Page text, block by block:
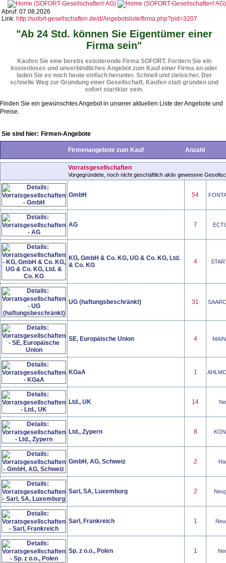
Abruf: 07.08.2026
Link: http://sofort-gesellschaften.de/d/Angebotsliste/firma.php?pid=3207
"Ab 24 Std. können Sie Eigentümer einer
Firma sein"
Kaufen Sie eine bereits existierende Firma SOFORT. Fordern Sie ein
kostenloses und unverbindliches Angebot zum Kauf einer Firma an oder
laden Sie es noch heute einfach herunter. Schnell und zielsicher. Der
schnelle Weg zur Gründung einer Gesellschaft. Kaufen statt gründen und
sofort startklar sein.
Finden Sie ein gewünschtes Angebot in unserer aktuellen Liste der Angebote und
Preise.
Sie sind hier: Firmen-Angebote
Firmenangebote zum Kauf Anzahl
Vorratsgesellschaften
Vorgegründete, noch nicht geschäftlich aktiv gewesene
GmbH 54
AG 7
KG, GmbH & Co. KG, UG & Co. KG, Ltd.
& Co. KG
4
UG (haftungsbeschränkt) 31
SE, Europäische Union 4
KGaA 1
Ltd., UK 14
Ltd., Zypern 8
GmbH, AG, Schweiz 2
Sarl, SA, Luxemburg 2
Sarl, Frankreich 1
Sp. z o.o., Polen 1